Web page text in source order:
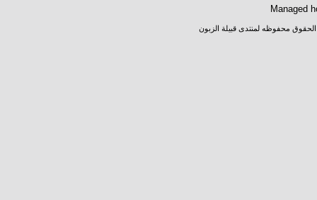
Managed
الحقوق محفوظه لمنتدى قبيلة الزبون